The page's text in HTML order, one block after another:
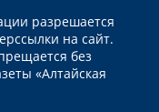
разрешается
на сайт.
без
«Алтайская